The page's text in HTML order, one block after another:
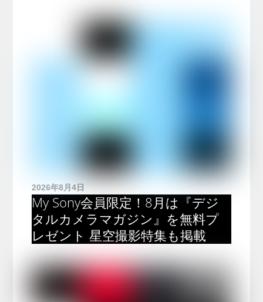
2026年8月4日
My Sony会員限定！8月は『デジ
タルカメラマガジン』を無料プ
レゼント 星空撮影特集も掲載